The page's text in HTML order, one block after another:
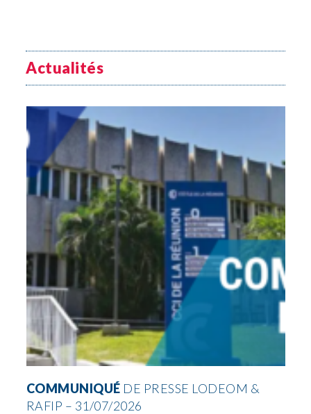
Actualités
COMMUNIQUÉ DE PRESSE LODEOM &
RAFIP – 31/07/2026